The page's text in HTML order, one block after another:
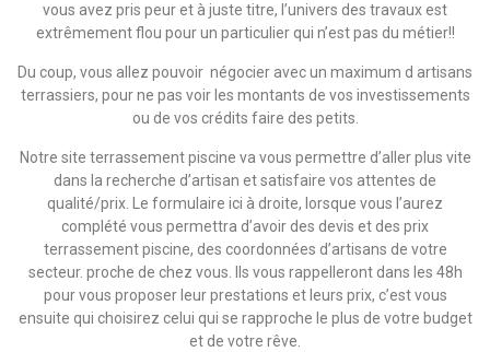
vous avez pris peur et à juste titre, l’univers des travaux est
extrêmement flou pour un particulier qui n’est pas du métier!!
Du coup, vous allez pouvoir négocier avec un maximum d artisans
terrassiers, pour ne pas voir les montants de vos investissements
ou de vos crédits faire des petits.
Notre site terrassement piscine va vous permettre d’aller plus vite
dans la recherche d’artisan et satisfaire vos attentes de
qualité/prix. Le formulaire ici à droite, lorsque vous l’aurez
complété vous permettra d’avoir des devis et des prix
terrassement piscine, des coordonnées d’artisans de votre
secteur. proche de chez vous. Ils vous rappelleront dans les 48h
pour vous proposer leur prestations et leurs prix, c’est vous
ensuite qui choisirez celui qui se rapproche le plus de votre budget
et de votre rêve.